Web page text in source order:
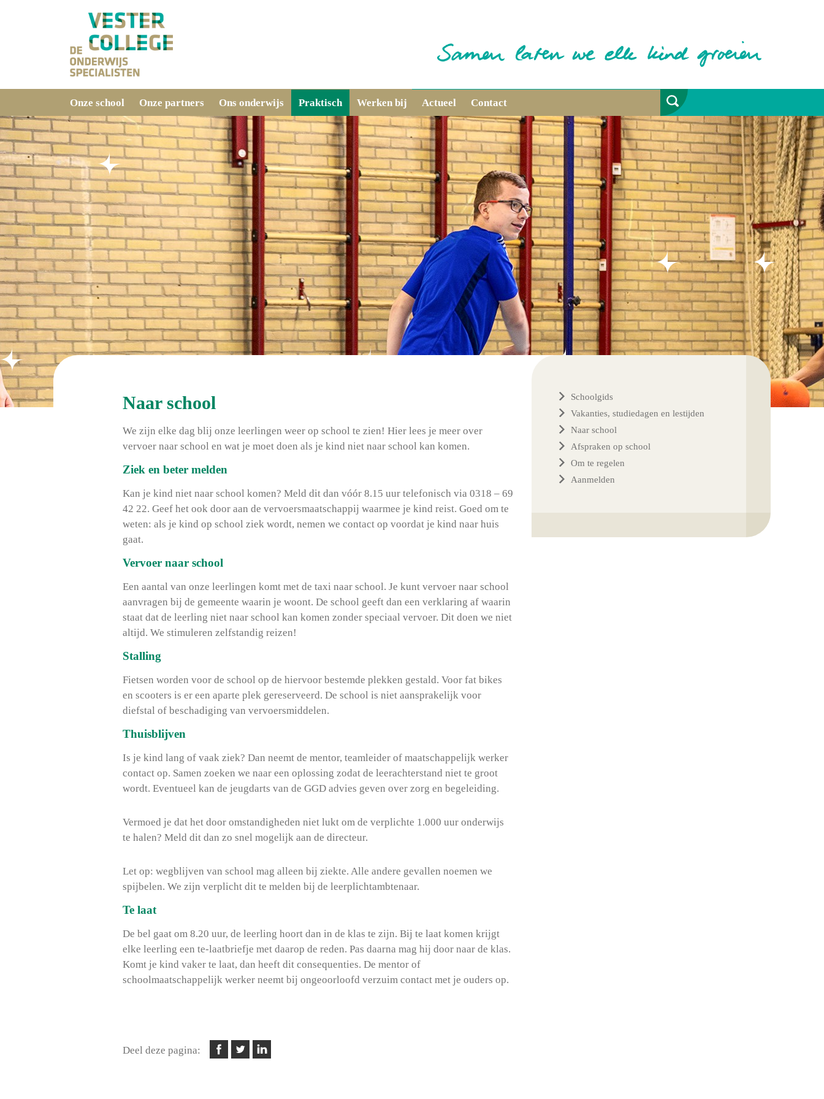
Onze school Onze partners Ons onderwijs Praktisch Werken bij Actueel Contact
Naar school
We zijn elke dag blij onze leerlingen weer op school te zien! Hier lees je meer over
vervoer naar school en wat je moet doen als je kind niet naar school kan komen.
Ziek en beter melden
Kan je kind niet naar school komen? Meld dit dan vóór 8.15 uur telefonisch via 0318 – 69
42 22. Geef het ook door aan de vervoersmaatschappij waarmee je kind reist. Goed om te
weten: als je kind op school ziek wordt, nemen we contact op voordat je kind naar huis
gaat.
Vervoer naar school
Een aantal van onze leerlingen komt met de taxi naar school. Je kunt vervoer naar school
aanvragen bij de gemeente waarin je woont. De school geeft dan een verklaring af waarin
staat dat de leerling niet naar school kan komen zonder speciaal vervoer. Dit doen we niet
altijd. We stimuleren zelfstandig reizen!
Stalling
Fietsen worden voor de school op de hiervoor bestemde plekken gestald. Voor fat bikes
en scooters is er een aparte plek gereserveerd. De school is niet aansprakelijk voor
diefstal of beschadiging van vervoersmiddelen.
Thuisblijven
Is je kind lang of vaak ziek? Dan neemt de mentor, teamleider of maatschappelijk werker
contact op. Samen zoeken we naar een oplossing zodat de leerachterstand niet te groot
wordt. Eventueel kan de jeugdarts van de GGD advies geven over zorg en begeleiding.
Vermoed je dat het door omstandigheden niet lukt om de verplichte 1.000 uur onderwijs
te halen? Meld dit dan zo snel mogelijk aan de directeur.
Let op: wegblijven van school mag alleen bij ziekte. Alle andere gevallen noemen we
spijbelen. We zijn verplicht dit te melden bij de leerplichtambtenaar.
Te laat
De bel gaat om 8.20 uur, de leerling hoort dan in de klas te zijn. Bij te laat komen krijgt
elke leerling een te-laatbriefje met daarop de reden. Pas daarna mag hij door naar de klas.
Komt je kind vaker te laat, dan heeft dit consequenties. De mentor of
schoolmaatschappelijk werker neemt bij ongeoorloofd verzuim contact met je ouders op.
Schoolgids
Vakanties, studiedagen en lestijden
Naar school
Afspraken op school
Om te regelen
Aanmelden
Deel deze pagina: